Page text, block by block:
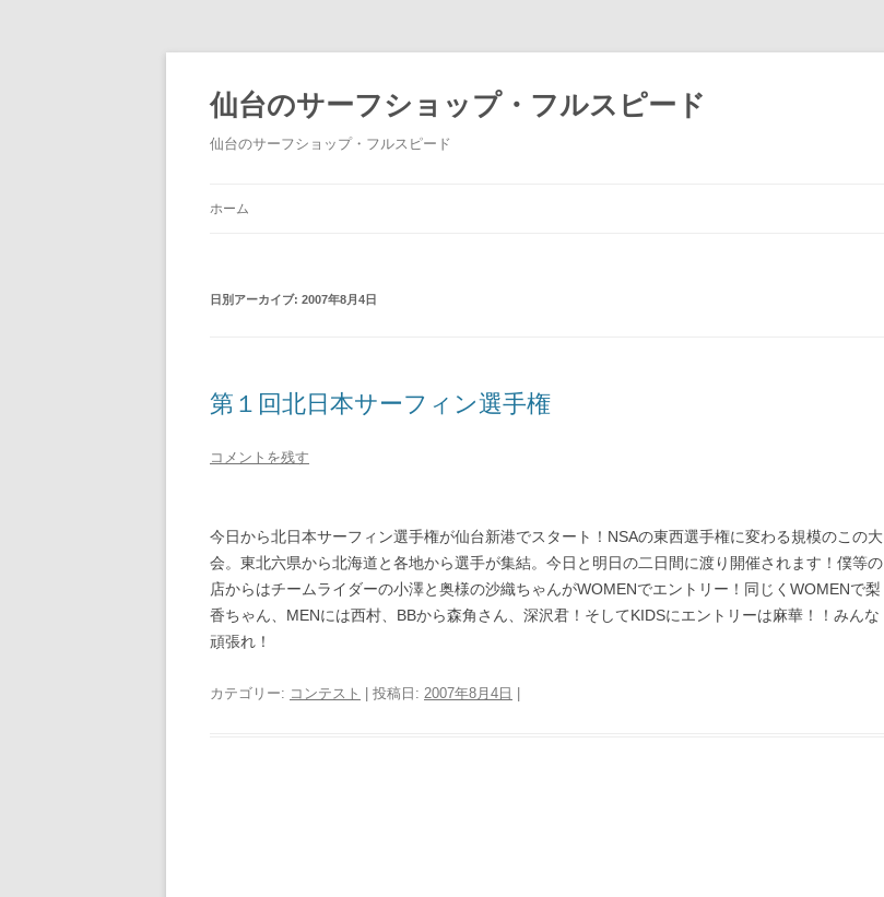
仙台のサーフショップ・フルスピード
仙台のサーフショップ・フルスピード
ホーム
日別アーカイブ: 2007年8月4日
第１回北日本サーフィン選手権
コメントを残す
今日から北日本サーフィン選手権が仙台新港でスタート！NSAの東西選手権に変わる規模のこの大
会。東北六県から北海道と各地から選手が集結。今日と明日の二日間に渡り開催されます！僕等の
店からはチームライダーの小澤と奥様の沙織ちゃんがWOMENでエントリー！同じくWOMENで梨
香ちゃん、MENには西村、BBから森角さん、深沢君！そしてKIDSにエントリーは麻華！！みんな
頑張れ！
カテゴリー: コンテスト | 投稿日: 2007年8月4日